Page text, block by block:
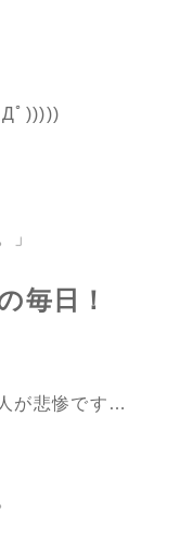
ﾟ)))))
」
毎日！
が悲惨です…